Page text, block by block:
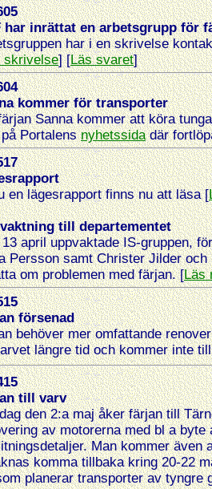
har inrättat en arbetsgrupp för
har i en skrivelse
skrivelse] [Läs svaret]
kommer för transporter
Sanna kommer att köra
Portalensnyhetssidadär
en lägesrapport finns nu att läsa [
till departementet
april uppvaktade IS-gruppen,
Persson samt Christer Jilder
om problemen med färjan. [Läs
försenad
behöver mer omfattande
längre tid och kommer inte
till varv
den 2:a maj åker färjan till
av motorerna med bl a
Man kommer även
komma tillbaka kring 20-22
planerar transporter av tyngre